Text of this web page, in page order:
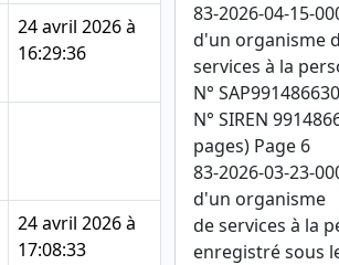
24 avril 2026 à
16:29:36
24 avril 2026 à
17:08:33
83-2026-04-15-
d'un organisme
services à la
N° SAP991486630
N° SIREN
pages) Page 6
83-2026-03-23-
d'un organisme
de services à la
enregistré sous